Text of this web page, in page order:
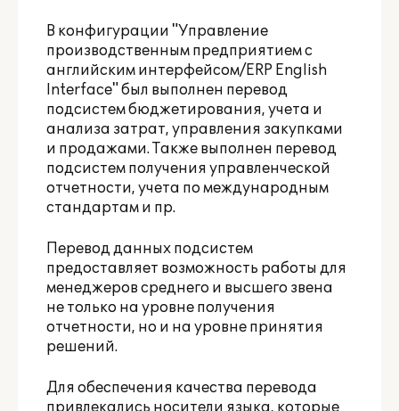
В конфигурации "Управление
производственным предприятием с
английским интерфейсом/ERP English
Interface" был выполнен перевод
подсистем бюджетирования, учета и
анализа затрат, управления закупками
и продажами. Также выполнен перевод
подсистем получения управленческой
отчетности, учета по международным
стандартам и пр.
Перевод данных подсистем
предоставляет возможность работы для
менеджеров среднего и высшего звена
не только на уровне получения
отчетности, но и на уровне принятия
решений.
Для обеспечения качества перевода
привлекались носители языка, которые